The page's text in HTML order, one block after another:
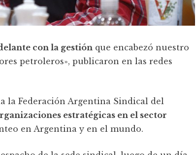
con la gestión que encabezó nuestro
petroleros», publicaron en las redes
la Federación Argentina Sindical del
estratégicas en el sector
en Argentina y en el mundo.